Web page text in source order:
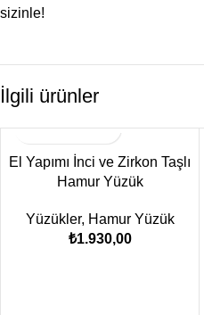
sizinle!
İlgili ürünler
El Yapımı İnci ve Zirkon Taşlı
Hamur Yüzük
Yüzükler, Hamur Yüzük
₺1.930,00